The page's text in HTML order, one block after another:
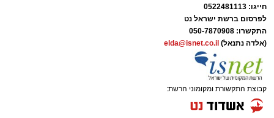
חייגו: 0522481113
לפרסום ברשת ישראל נט
התקשרו: 050-7870908
(אלדה נתנאל) elda@isnet.co.il
קבוצת התקשורת ומקומוני הרשת: